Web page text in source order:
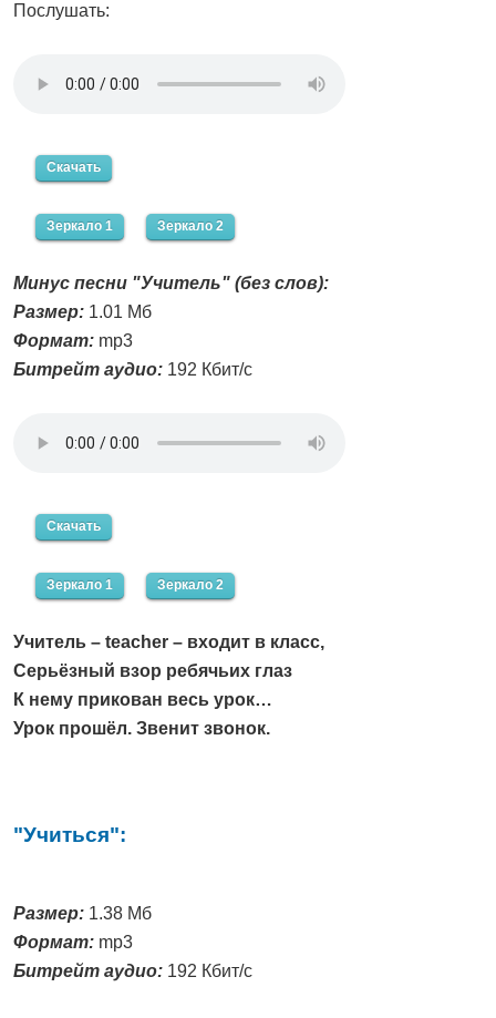
Послушать:
Скачать
Зеркало 1 Зеркало 2
Минус песни "Учитель" (без слов):
Размер: 1.01 Мб
Формат: mp3
Битрейт аудио: 192 Кбит/с
Скачать
Зеркало 1 Зеркало 2
Учитель – teacher – входит в класс,
Серьёзный взор ребячьих глаз
К нему прикован весь урок…
Урок прошёл. Звенит звонок.
"Учиться":
Размер: 1.38 Мб
Формат: mp3
Битрейт аудио: 192 Кбит/с